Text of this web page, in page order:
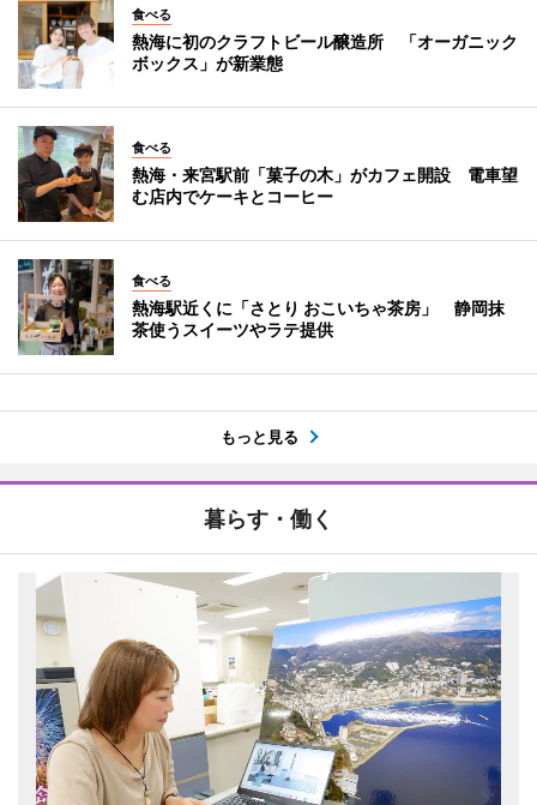
食べる
熱海に初のクラフトビール醸造所 「オーガニック
ボックス」が新業態
食べる
熱海・来宮駅前「菓子の木」がカフェ開設 電車望
む店内でケーキとコーヒー
食べる
熱海駅近くに「さとり おこいちゃ茶房」 静岡抹
茶使うスイーツやラテ提供
もっと見る
暮らす・働く